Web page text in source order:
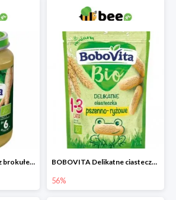
BOBOVITA Indyczek z brokułem i pasternakiem BOBOVITA Delikatne ciasteczka pszenno-ryżowe
56%